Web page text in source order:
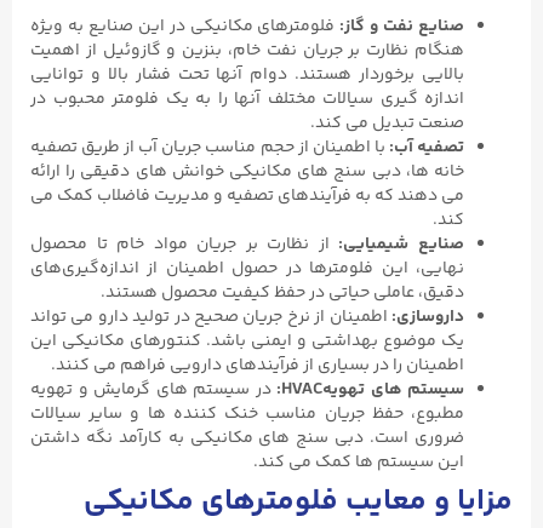
صنایع نفت و گاز: فلومترهای مکانیکی در این صنایع به ویژه
هنگام نظارت بر جریان نفت خام، بنزین و گازوئیل از اهمیت
بالایی برخوردار هستند. دوام آنها تحت فشار بالا و توانایی
اندازه گیری سیالات مختلف آنها را به یک فلومتر محبوب در
صنعت تبدیل می کند.
تصفیه آب: با اطمینان از حجم مناسب جریان آب از طریق تصفیه
خانه ها، دبی سنج های مکانیکی خوانش های دقیقی را ارائه
می دهند که به فرآیندهای تصفیه و مدیریت فاضلاب کمک می
کند.
صنایع شیمیایی: از نظارت بر جریان مواد خام تا محصول
نهایی، این فلومترها در حصول اطمینان از اندازه‌گیری‌های
دقیق، عاملی حیاتی در حفظ کیفیت محصول هستند.
داروسازی: اطمینان از نرخ جریان صحیح در تولید دارو می تواند
یک موضوع بهداشتی و ایمنی باشد. کنتورهای مکانیکی این
اطمینان را در بسیاری از فرآیندهای دارویی فراهم می کنند.
سیستم های تهویهHVAC:
در سیستم های گرمایش و تهویه
مطبوع، حفظ جریان مناسب خنک کننده ها و سایر سیالات
ضروری است. دبی سنج های مکانیکی به کارآمد نگه داشتن
این سیستم ها کمک می کند.
مزایا و معایب فلومترهای مکانیکی